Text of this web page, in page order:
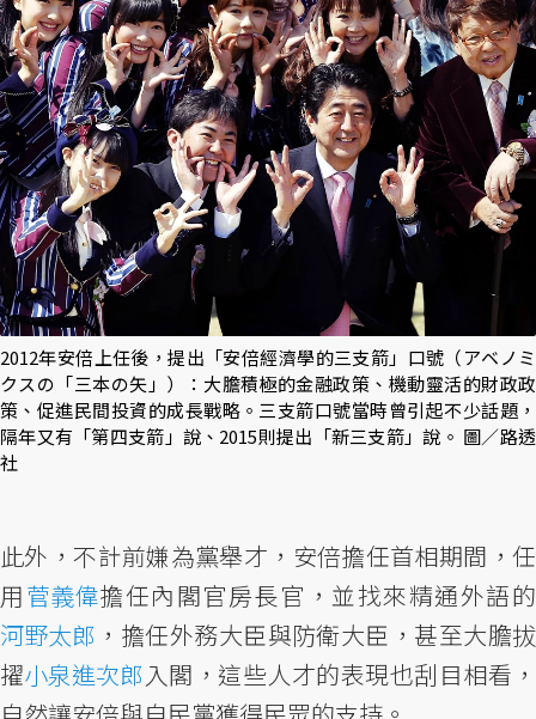
2012年安倍上任後，提出「安倍經濟學的三支箭」口號（アベノミ
クスの「三本の矢」）：大膽積極的金融政策、機動靈活的財政政
策、促進民間投資的成長戰略。三支箭口號當時曾引起不少話題，
隔年又有「第四支箭」說、2015則提出「新三支箭」說。 圖／路透
社
此外，不計前嫌為黨舉才，安倍擔任首相期間，任
用菅義偉擔任內閣官房長官，並找來精通外語的
河野太郎 ，擔任外務大臣與防衛大臣，甚至大膽拔
擢小泉進次郎入閣，這些人才的表現也刮目相看，